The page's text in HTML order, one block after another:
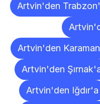
Artvin'den
Artvin'den
Artvin'den
Artvin'den Iğdır'a